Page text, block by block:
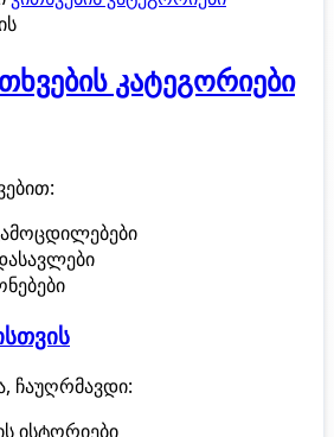
კატეგორიები
ჩაუღრმავდი:
ისტორიები